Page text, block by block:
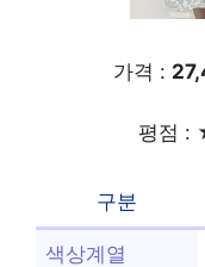
가격 :
평점 :
구분
색상계열